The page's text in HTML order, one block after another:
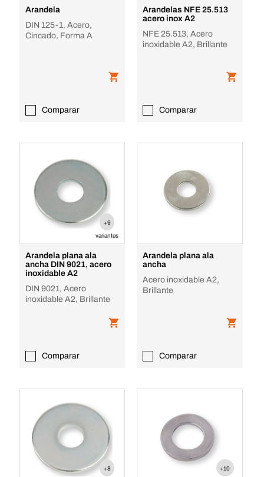
Arandela
DIN 125-1, Acero,
Cincado, Forma A
Comparar
Arandelas NFE 25.513
acero inox A2
NFE 25.513, Acero
inoxidable A2, Brillante
Comparar
+9
variantes
Arandela plana ala
ancha DIN 9021, acero
inoxidable A2
DIN 9021, Acero
inoxidable A2, Brillante
Comparar
Arandela plana ala
ancha
Acero inoxidable A2,
Brillante
Comparar
+8 +10